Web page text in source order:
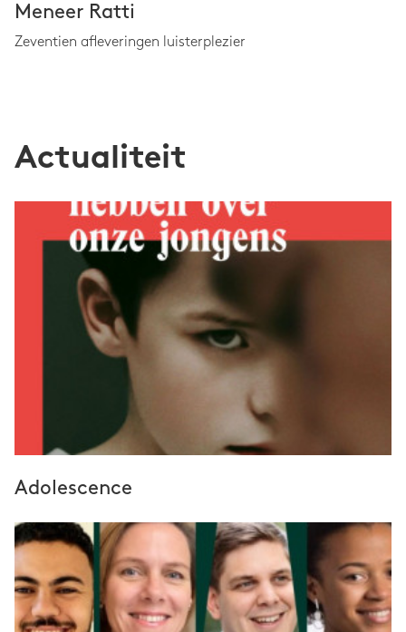
Meneer Ratti
Zeventien afleveringen luisterplezier
Actualiteit
Adolescence